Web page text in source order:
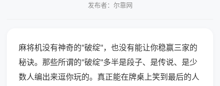
发布者：尔靠网
麻将机没有神奇的"破绽"，也没有能让你稳赢三家的
秘诀。那些所谓的"破绽"多半是段子、是传说、是少
数人编出来逗你玩的。真正能在牌桌上笑到最后的人